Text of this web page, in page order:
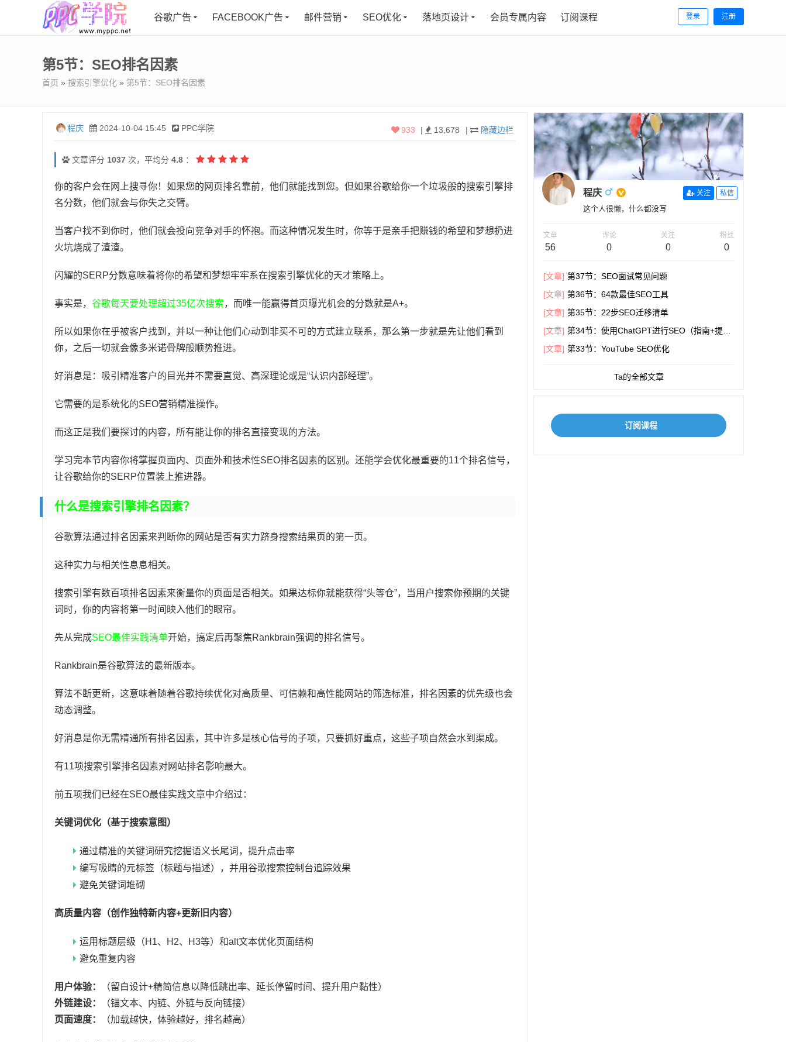
登录 注册
谷歌广告 FACEBOOK广告 邮件营销 SEO优化 落地页设计 会员专属内容 订阅课程
第5节：SEO排名因素
首页 » 搜索引擎优化 » 第5节：SEO排名因素
程庆 2024-10-04 15:45 PPC学院 | 隐藏边栏
| 13,678
933
文章评分 1037 次，平均分 4.8 ：
你的客户会在网上搜寻你！如果您的网页排名靠前，他们就能找到您。但如果谷歌给你一个垃圾般的搜索引擎排
名分数，他们就会与你失之交臂。
当客户找不到你时，他们就会投向竞争对手的怀抱。而这种情况发生时，你等于是亲手把赚钱的希望和梦想扔进
火坑烧成了渣渣。
闪耀的SERP分数意味着将你的希望和梦想牢牢系在搜索引擎优化的天才策略上。
事实是， 谷歌每天要处理超过35亿次搜索，而唯一能赢得首页曝光机会的分数就是A+。
所以如果你在乎被客户找到，并以一种让他们心动到非买不可的方式建立联系，那么第一步就是先让他们看到
你，之后一切就会像多米诺骨牌般顺势推进。
好消息是：吸引精准客户的目光并不需要直觉、高深理论或是“认识内部经理”。
它需要的是系统化的SEO营销精准操作。
而这正是我们要探讨的内容，所有能让你的排名直接变现的方法。
学习完本节内容你将掌握页面内、页面外和技术性SEO排名因素的区别。还能学会优化最重要的11个排名信号，
让谷歌给你的SERP位置装上推进器。
什么是搜索引擎排名因素？
谷歌算法通过排名因素来判断你的网站是否有实力跻身搜索结果页的第一页。
这种实力与相关性息息相关。
搜索引擎有数百项排名因素来衡量你的页面是否相关。如果达标你就能获得“头等仓”，当用户搜索你预期的关键
词时，你的内容将第一时间映入他们的眼帘。
先从完成SEO最佳实践清单开始，搞定后再聚焦Rankbrain强调的排名信号。
Rankbrain是谷歌算法的最新版本。
算法不断更新，这意味着随着谷歌持续优化对高质量、可信赖和高性能网站的筛选标准，排名因素的优先级也会
动态调整。
好消息是你无需精通所有排名因素，其中许多是核心信号的子项，只要抓好重点，这些子项自然会水到渠成。
有11项搜索引擎排名因素对网站排名影响最大。
前五项我们已经在SEO最佳实践文章中介绍过：
关键词优化（基于搜索意图）
通过精准的关键词研究挖掘语义长尾词，提升点击率
编写吸睛的元标签（标题与描述），并用谷歌搜索控制台追踪效果
避免关键词堆砌
高质量内容（创作独特新内容+更新旧内容）
运用标题层级（H1、H2、H3等）和alt文本优化页面结构
避免重复内容
用户体验：
（留白设计+精简信息以降低跳出率、延长停留时间、提升用户黏性）
外链建设：
（锚文本、内链、外链与反向链接）
页面速度：
（加载越快，体验越好，排名越高）
程庆 关注 私信
这个人很懒，什么都没写
文章
56
评论
0
关注
0
粉丝
0
[文章] 第37节：SEO面试常见问题
[文章] 第36节：64款最佳SEO工具
[文章] 第35节：22步SEO迁移清单
[文章] 第34节：使用ChatGPT进行SEO（指南+提
示）
[文章] 第33节：YouTube SEO优化
Ta的全部文章
订阅课程